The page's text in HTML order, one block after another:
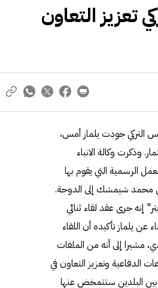
تعزيز التعاون
التركي جودت يلماز أمس،
وذكرت وكالة الانباء
الرسمية التي يقوم بها
محمد شيمشك إلى الدوحة.
إنه جرى عقد لقاء ثنائي
عن يلماز تأكيده أن اللقاء
مشيرا إلى أنه من الملفات
الدفاعية وتعزيز التعاون في
بين البلدين ستتمخض عنها